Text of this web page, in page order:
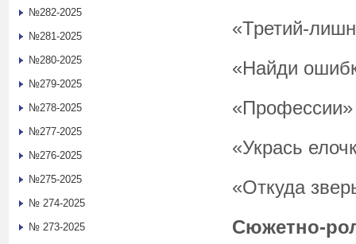
«Третий-
«Найди
«Профессии»
«Укрась
«Откуда
Сюжетно-
№282-2025
№281-2025
№280-2025
№279-2025
№278-2025
№277-2025
№276-2025
№275-2025
№ 274-2025
№ 273-2025